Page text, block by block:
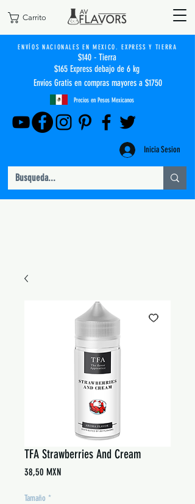
Carrito
ENVÍOS NACIONALES EN MEXICO. EXPRESS Y TIERRA
$140 - Tierra
$165 Express debajo de 6 kg
Envíos Gratis en compras mayores a $1750
Precios en Pesos Mexicanos
Inicia Sesion
TFA Strawberries And Cream
38,50 MXNPrecio
Tamaño *